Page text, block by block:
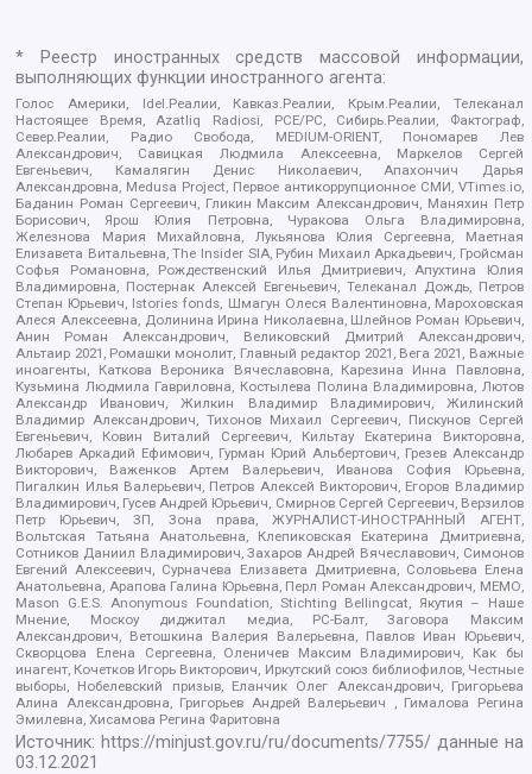
* Реестр иностранных средств массовой информации,
выполняющих функции иностранного агента:
Голос Америки, Idel.Реалии, Кавказ.Реалии, Крым.Реалии, Телеканал
Настоящее Время, Azatliq Radiosi, PCE/PC, Сибирь.Реалии, Фактограф,
Север.Реалии, Радио Свобода, MEDIUM-ORIENT, Пономарев Лев
Александрович, Савицкая Людмила Алексеевна, Маркелов Сергей
Евгеньевич, Камалягин Денис Николаевич, Апахончич Дарья
Александровна, Medusa Project, Первое антикоррупционное СМИ, VTimes.io,
Баданин Роман Сергеевич, Гликин Максим Александрович, Маняхин Петр
Борисович, Ярош Юлия Петровна, Чуракова Ольга Владимировна,
Железнова Мария Михайловна, Лукьянова Юлия Сергеевна, Маетная
Елизавета Витальевна, The Insider SIA, Рубин Михаил Аркадьевич, Гройсман
Софья Романовна, Рождественский Илья Дмитриевич, Апухтина Юлия
Владимировна, Постернак Алексей Евгеньевич, Телеканал Дождь, Петров
Степан Юрьевич, Istories fonds, Шмагун Олеся Валентиновна, Мароховская
Алеся Алексеевна, Долинина Ирина Николаевна, Шлейнов Роман Юрьевич,
Анин Роман Александрович, Великовский Дмитрий Александрович,
Альтаир 2021, Ромашки монолит, Главный редактор 2021, Вега 2021, Важные
иноагенты, Каткова Вероника Вячеславовна, Карезина Инна Павловна,
Кузьмина Людмила Гавриловна, Костылева Полина Владимировна, Лютов
Александр Иванович, Жилкин Владимир Владимирович, Жилинский
Владимир Александрович, Тихонов Михаил Сергеевич, Пискунов Сергей
Евгеньевич, Ковин Виталий Сергеевич, Кильтау Екатерина Викторовна,
Любарев Аркадий Ефимович, Гурман Юрий Альбертович, Грезев Александр
Викторович, Важенков Артем Валерьевич, Иванова София Юрьевна,
Пигалкин Илья Валерьевич, Петров Алексей Викторович, Егоров Владимир
Владимирович, Гусев Андрей Юрьевич, Смирнов Сергей Сергеевич, Верзилов
Петр Юрьевич, ЗП, Зона права, ЖУРНАЛИСТ-ИНОСТРАННЫЙ АГЕНТ,
Вольтская Татьяна Анатольевна, Клепиковская Екатерина Дмитриевна,
Сотников Даниил Владимирович, Захаров Андрей Вячеславович, Симонов
Евгений Алексеевич, Сурначева Елизавета Дмитриевна, Соловьева Елена
Анатольевна, Арапова Галина Юрьевна, Перл Роман Александрович, МЕМО,
Mason G.E.S. Anonymous Foundation, Stichting Bellingcat, Якутия – Наше
Мнение, Москоу диджитал медиа, РС-Балт, Заговора Максим
Александрович, Ветошкина Валерия Валерьевна, Павлов Иван Юрьевич,
Скворцова Елена Сергеевна, Оленичев Максим Владимирович, Как бы
инагент, Кочетков Игорь Викторович, Иркутский союз библиофилов, Честные
выборы, Нобелевский призыв, Еланчик Олег Александрович, Григорьева
Алина Александровна, Григорьев Андрей Валерьевич , Гималова Регина
Эмилевна, Хисамова Регина Фаритовна
Источник: https://minjust.gov.ru/ru/documents/7755/ данные на
03.12.2021